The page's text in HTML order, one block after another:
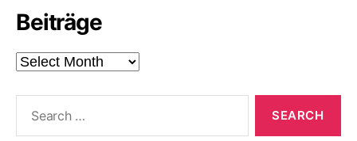
Beiträge
Beiträge